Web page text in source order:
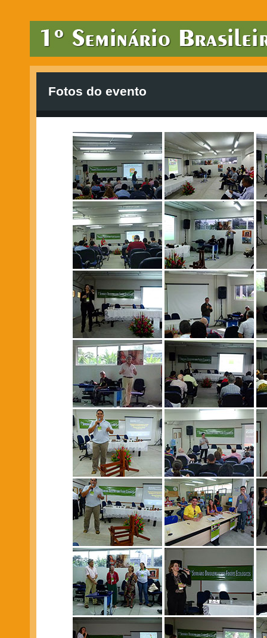
Fotos do evento